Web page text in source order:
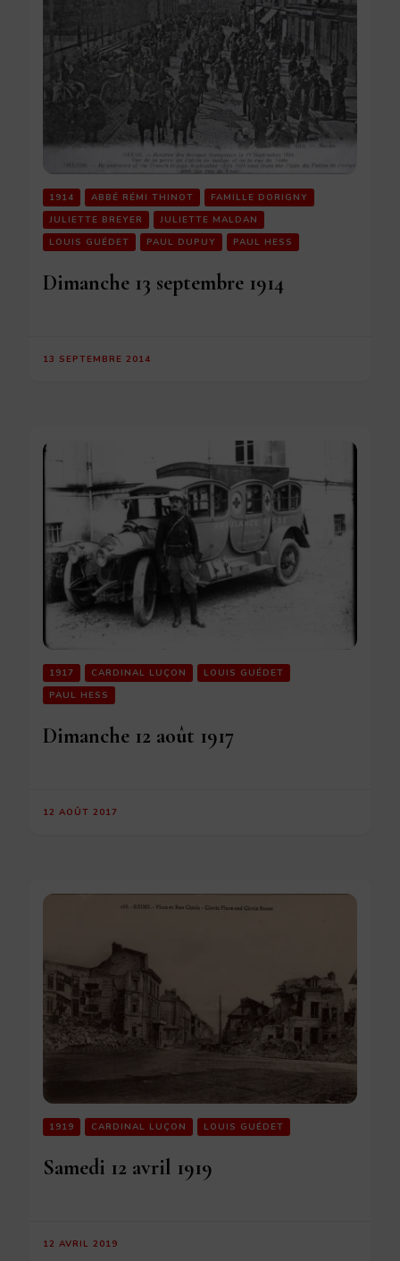
1914 ABBÉ RÉMI THINOT
FAMILLE DORIGNY
JULIETTE BREYER
JULIETTE MALDAN
LOUIS GUÉDET
PAUL DUPUY PAUL HESS
Dimanche 13 septembre 1914
13 SEPTEMBRE 2014
1917 CARDINAL LUÇON
LOUIS GUÉDET
PAUL HESS
Dimanche 12 août 1917
12 AOÛT 2017
1919 CARDINAL LUÇON LOUIS GUÉDET
Samedi 12 avril 1919
12 AVRIL 2019